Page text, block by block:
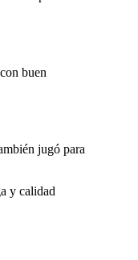
buen
jugó para
y calidad